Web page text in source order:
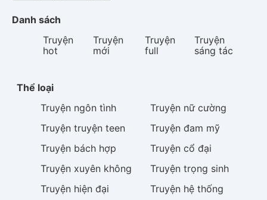
Danh sách
Truyện
hot
Truyện
mới
Truyện
full
Truyện
sáng tác
Thể loại
Truyện ngôn tình Truyện nữ cường
Truyện truyện teen Truyện đam mỹ
Truyện bách hợp Truyện cổ đại
Truyện xuyên không Truyện trọng sinh
Truyện hiện đại Truyện hệ thống